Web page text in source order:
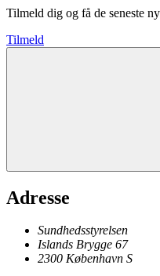
Tilmeld dig og få de seneste
Tilmeld
Adresse
Sundhedsstyrelsen
Islands Brygge 67
2300 København S